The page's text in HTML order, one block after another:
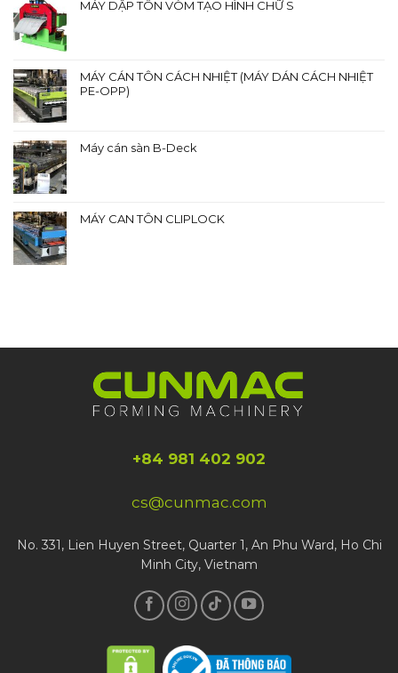
MÁY DẬP TÔN VÒM TẠO HÌNH CHỮ S
MÁY CÁN TÔN CÁCH NHIỆT (MÁY DÁN CÁCH NHIỆT
PE-OPP)
Máy cán sàn B-Deck
MÁY CAN TÔN CLIPLOCK
+84 981 402 902
cs@cunmac.com
No. 331, Lien Huyen Street, Quarter 1, An Phu Ward, Ho Chi
Minh City, Vietnam